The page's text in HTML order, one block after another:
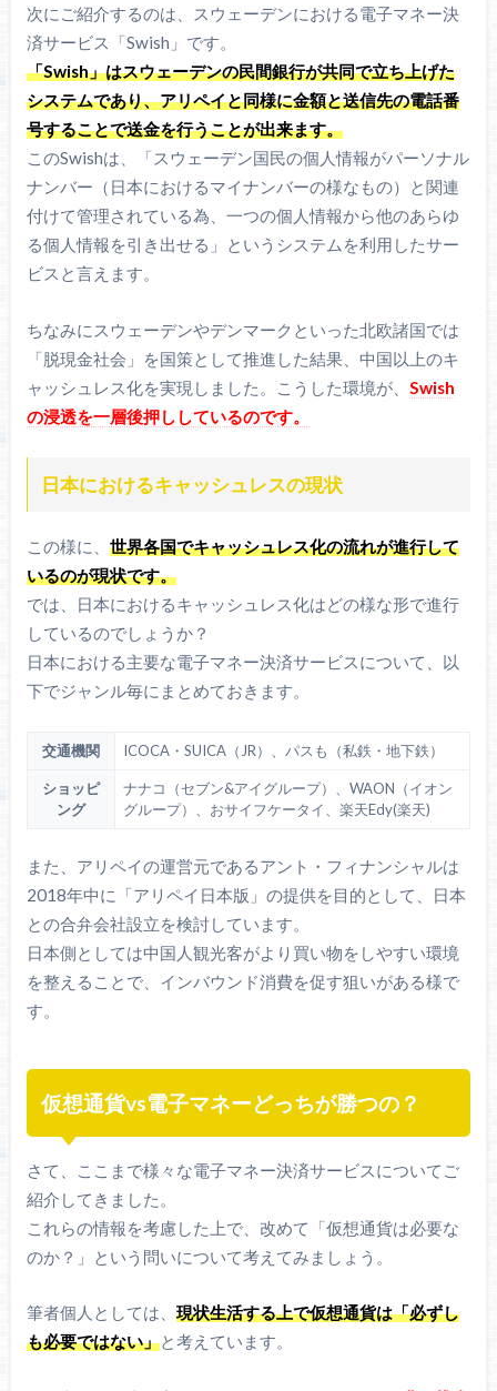
次にご紹介するのは、スウェーデンにおける電子マネー決
済サービス「Swish」です。
「Swish」はスウェーデンの民間銀行が共同で立ち上げた
システムであり、アリペイと同様に金額と送信先の電話番
号することで送金を行うことが出来ます。
このSwishは、「スウェーデン国民の個人情報がパーソナル
ナンバー（日本におけるマイナンバーの様なもの）と関連
付けて管理されている為、一つの個人情報から他のあらゆ
る個人情報を引き出せる」というシステムを利用したサー
ビスと言えます。
ちなみにスウェーデンやデンマークといった北欧諸国では
「脱現金社会」を国策として推進した結果、中国以上のキ
ャッシュレス化を実現しました。こうした環境が、 Swish
の浸透を一層後押ししているのです。
日本におけるキャッシュレスの現状
この様に、 世界各国でキャッシュレス化の流れが進行して
いるのが現状です。
では、日本におけるキャッシュレス化はどの様な形で進行
しているのでしょうか？
日本における主要な電子マネー決済サービスについて、以
下でジャンル毎にまとめておきます。
交通機関 ICOCA・SUICA（JR）、パスも（私鉄・地下鉄）
ショッピ
ング
ナナコ（セブン&アイグループ）、WAON（イオン
グループ）、おサイフケータイ、楽天Edy(楽天)
また、アリペイの運営元であるアント・フィナンシャルは
2018年中に「アリペイ日本版」の提供を目的として、日本
との合弁会社設立を検討しています。
日本側としては中国人観光客がより買い物をしやすい環境
を整えることで、インバウンド消費を促す狙いがある様で
す。
仮想通貨vs電子マネーどっちが勝つの？
さて、ここまで様々な電子マネー決済サービスについてご
紹介してきました。
これらの情報を考慮した上で、改めて「仮想通貨は必要な
のか？」という問いについて考えてみましょう。
筆者個人としては、 現状生活する上で仮想通貨は「必ずし
も必要ではない」と考えています。